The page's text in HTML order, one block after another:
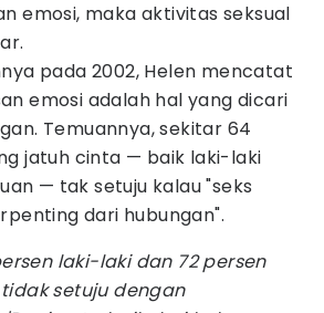
emosi, maka aktivitas seksual
pada 2002, Helen mencatat
emosi adalah hal yang dicari
Temuannya, sekitar 64
jatuh cinta — baik laki-laki
— tak setuju kalau "seks
dari hubungan".
laki-laki dan 72 persen
setuju dengan